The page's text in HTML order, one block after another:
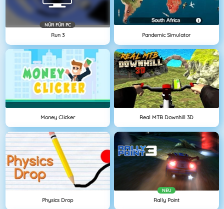
NÜR FÜR PC
Run 3 Pandemic Simulator
Money Clicker Real MTB Downhill 3D
Physics Drop
NEU
Rally Point